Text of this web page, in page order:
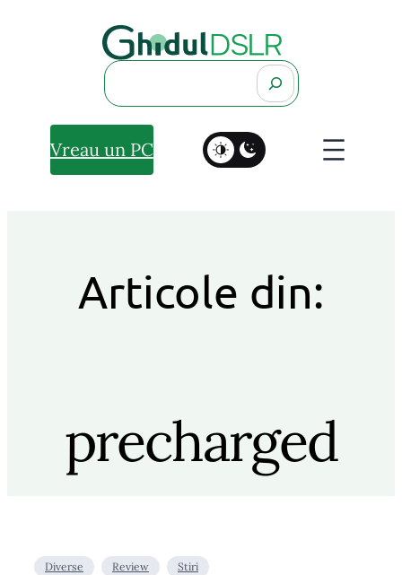
Search
Vreau un PC
Articole din:
precharged
Diverse Review Stiri